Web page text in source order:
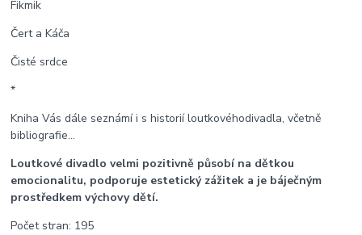
Fikmik
Čert a Káča
Čisté srdce
*
Kniha Vás dále seznámí i s historií loutkovéhodivadla, včetně
bibliografie...
Loutkové divadlo velmi pozitivně působí na dětkou
emocionalitu, podporuje estetický zážitek a je báječným
prostředkem výchovy dětí.
Počet stran: 195